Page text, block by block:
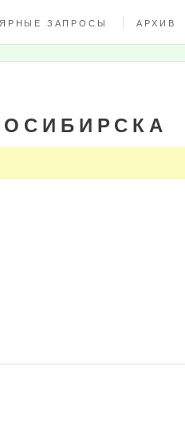
ЗАПРОСЫ АРХИВ